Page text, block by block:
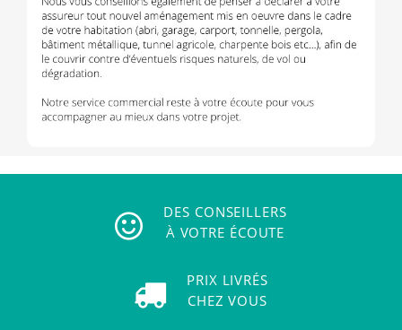
DES CONSEILLERS
À VOTRE ÉCOUTE
PRIX LIVRÉS
CHEZ VOUS